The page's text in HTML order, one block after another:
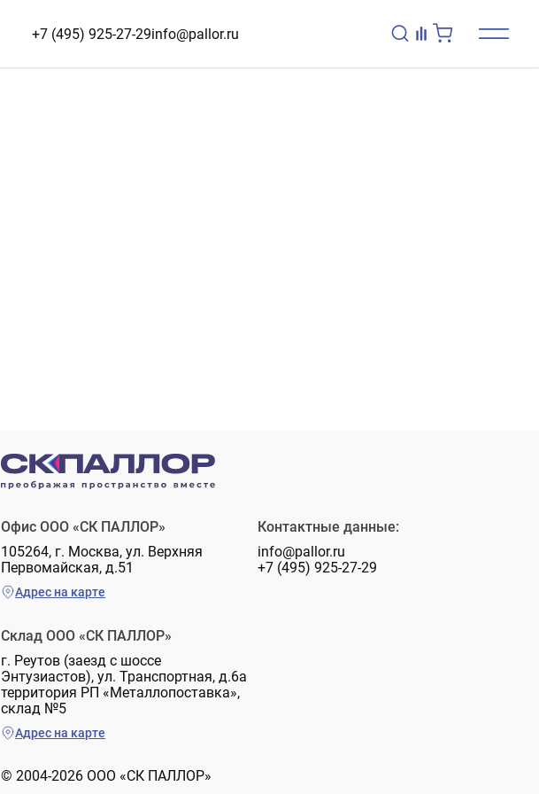
+7 (495) 925-27-29info@pallor.ru
Офис ООО «СК ПАЛЛОР»
105264, г. Москва, ул. Верхняя
Первомайская, д.51
Адрес на карте
Склад ООО «СК ПАЛЛОР»
г. Реутов (заезд с шоссе
Энтузиастов), ул. Транспортная, д.6а
территория РП «Металлопоставка»,
склад №5
Адрес на карте
Контактные данные:
info@pallor.ru
+7 (495) 925-27-29
© 2004-2026 ООО «СК ПАЛЛОР»